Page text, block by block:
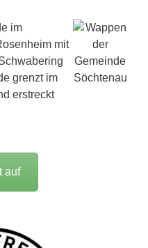
im
mit
grenzt im
erstreckt
auf